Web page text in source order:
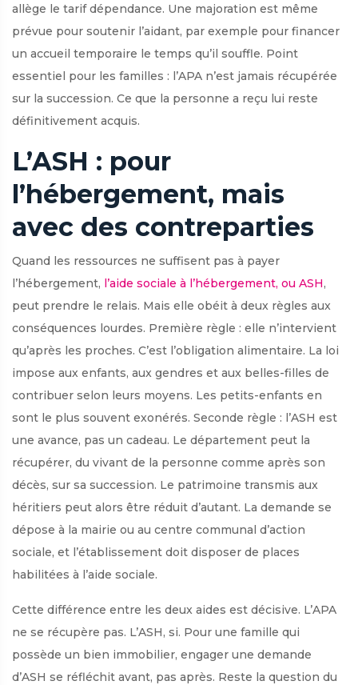
allège le tarif dépendance. Une majoration est même
prévue pour soutenir l’aidant, par exemple pour financer
un accueil temporaire le temps qu’il souffle. Point
essentiel pour les familles : l’APA n’est jamais récupérée
sur la succession. Ce que la personne a reçu lui reste
définitivement acquis.
L’ASH : pour
l’hébergement, mais
avec des contreparties
Quand les ressources ne suffisent pas à payer
l’hébergement, l’aide sociale à l’hébergement, ou ASH,
peut prendre le relais. Mais elle obéit à deux règles aux
conséquences lourdes. Première règle : elle n’intervient
qu’après les proches. C’est l’obligation alimentaire. La loi
impose aux enfants, aux gendres et aux belles-filles de
contribuer selon leurs moyens. Les petits-enfants en
sont le plus souvent exonérés. Seconde règle : l’ASH est
une avance, pas un cadeau. Le département peut la
récupérer, du vivant de la personne comme après son
décès, sur sa succession. Le patrimoine transmis aux
héritiers peut alors être réduit d’autant. La demande se
dépose à la mairie ou au centre communal d’action
sociale, et l’établissement doit disposer de places
habilitées à l’aide sociale.
Cette différence entre les deux aides est décisive. L’APA
ne se récupère pas. L’ASH, si. Pour une famille qui
possède un bien immobilier, engager une demande
d’ASH se réfléchit avant, pas après. Reste la question du